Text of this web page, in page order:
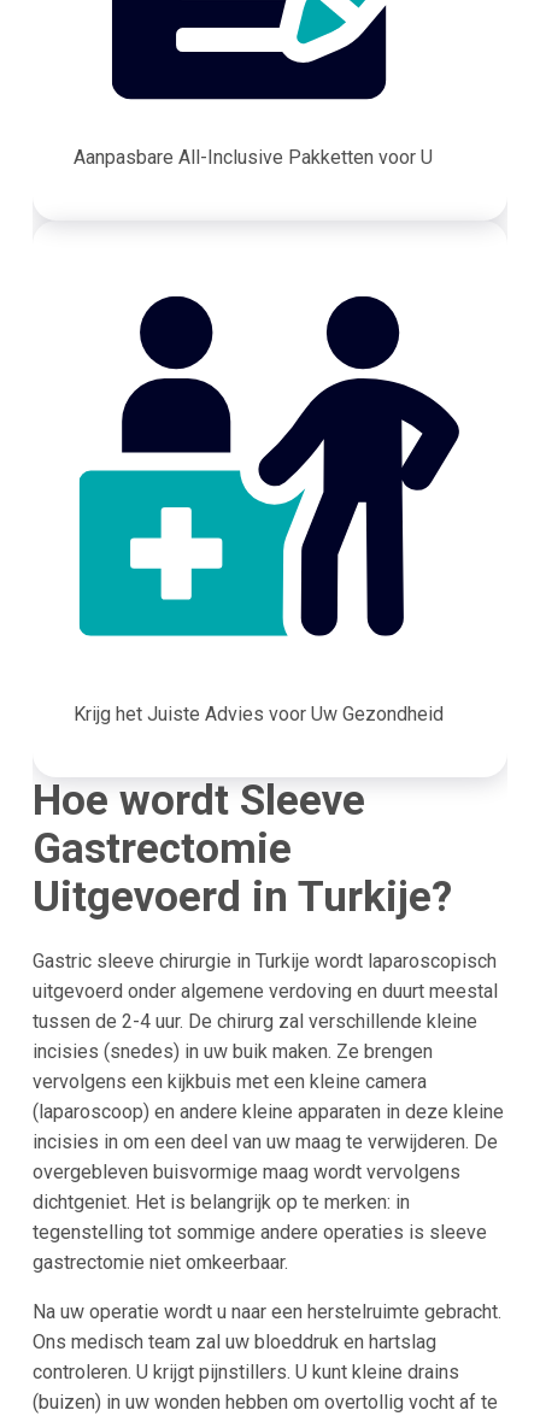
Aanpasbare All-Inclusive Pakketten voor U
Krijg het Juiste Advies voor Uw Gezondheid
Hoe wordt Sleeve
Gastrectomie
Uitgevoerd in Turkije?
Gastric sleeve chirurgie in Turkije wordt laparoscopisch
uitgevoerd onder algemene verdoving en duurt meestal
tussen de 2-4 uur. De chirurg zal verschillende kleine
incisies (snedes) in uw buik maken. Ze brengen
vervolgens een kijkbuis met een kleine camera
(laparoscoop) en andere kleine apparaten in deze kleine
incisies in om een deel van uw maag te verwijderen. De
overgebleven buisvormige maag wordt vervolgens
dichtgeniet. Het is belangrijk op te merken: in
tegenstelling tot sommige andere operaties is sleeve
gastrectomie niet omkeerbaar.
Na uw operatie wordt u naar een herstelruimte gebracht.
Ons medisch team zal uw bloeddruk en hartslag
controleren. U krijgt pijnstillers. U kunt kleine drains
(buizen) in uw wonden hebben om overtollig vocht af te